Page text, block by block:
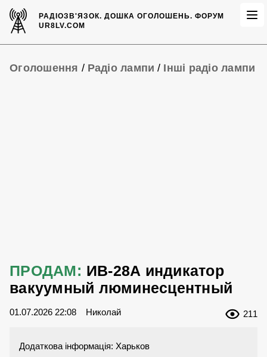
РАДІОЗВ'ЯЗОК.ДОШКА ОГОЛОШЕНЬ. ФОРУМ
UR8LV.COM
Оголошення / Радіо лампи / Інші радіо лампи
ПРОДАМ: ИВ-28А индикатор
вакуумный люминесцентный
01.07.2026 22:08 Николай 211
Додаткова інформація: Харьков